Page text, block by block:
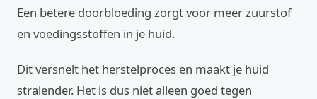
Een betere doorbloeding zorgt voor meer zuurstof
en voedingsstoffen in je huid.
Dit versnelt het herstelproces en maakt je huid
stralender. Het is dus niet alleen goed tegen